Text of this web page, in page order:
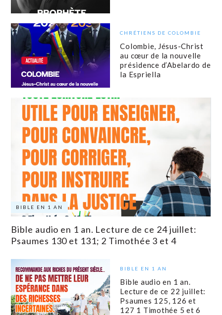
CHRÉTIENS DE COLOMBIE
Colombie, Jésus-Christ
au cœur de la nouvelle
présidence d’Abelardo de
la Espriella
BIBLE EN 1 AN
Bible audio en 1 an. Lecture de ce 24 juillet:
Psaumes 130 et 131; 2 Timothée 3 et 4
BIBLE EN 1 AN
Bible audio en 1 an.
Lecture de ce 22 juillet:
Psaumes 125, 126 et
127 1 Timothée 5 et 6